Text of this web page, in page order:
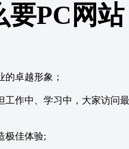
要PC网
的卓越形象；
工作中、学习中，大家访问
极佳体验;